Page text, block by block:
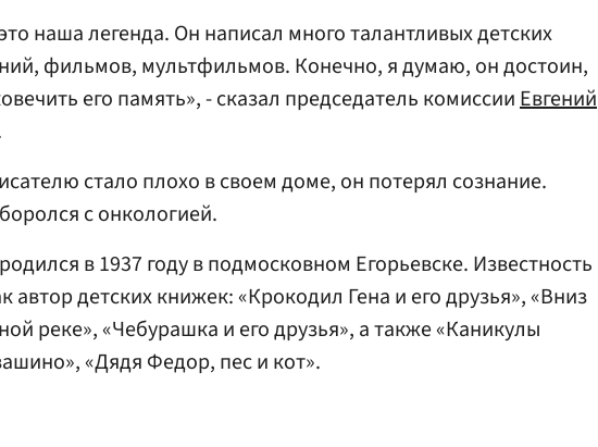
наша легенда. Он написал много талантливых детских
фильмов, мультфильмов. Конечно, я думаю, он достоин,
его память», - сказал председатель комиссииЕвгений
стало плохо в своем доме, он потерял сознание.
с онкологией.
в 1937 году в подмосковном Егорьевске. Известность
автор детских книжек: «Крокодил Гена и его друзья», «Вниз
реке», «Чебурашка и его друзья», а также «Каникулы
«Дядя Федор, пес и кот».